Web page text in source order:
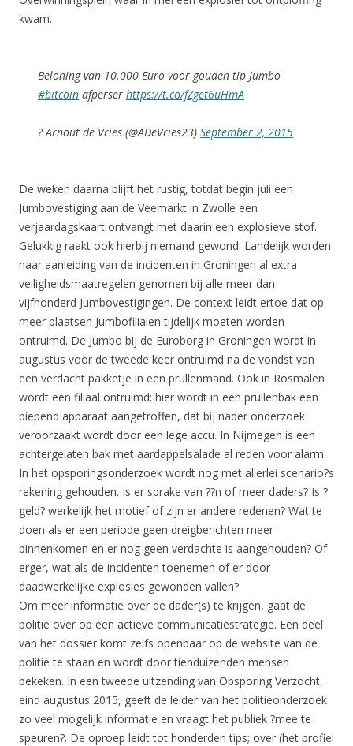
kwam.
Beloning van 10.000 Euro voor gouden tip Jumbo
#bitcoin afperser https://t.co/fZget6uHmA
? Arnout de Vries (@ADeVries23) September 2, 2015
De weken daarna blijft het rustig, totdat begin juli een
Jumbovestiging aan de Veemarkt in Zwolle een
verjaardagskaart ontvangt met daarin een explosieve stof.
Gelukkig raakt ook hierbij niemand gewond. Landelijk worden
naar aanleiding van de incidenten in Groningen al extra
veiligheidsmaatregelen genomen bij alle meer dan
vijfhonderd Jumbovestigingen. De context leidt ertoe dat op
meer plaatsen Jumbofilialen tijdelijk moeten worden
ontruimd. De Jumbo bij de Euroborg in Groningen wordt in
augustus voor de tweede keer ontruimd na de vondst van
een verdacht pakketje in een prullenmand. Ook in Rosmalen
wordt een filiaal ontruimd; hier wordt in een prullenbak een
piepend apparaat aangetroffen, dat bij nader onderzoek
veroorzaakt wordt door een lege accu. In Nijmegen is een
achtergelaten bak met aardappelsalade al reden voor alarm.
In het opsporingsonderzoek wordt nog met allerlei scenario?s
rekening gehouden. Is er sprake van ??n of meer daders? Is ?
geld? werkelijk het motief of zijn er andere redenen? Wat te
doen als er een periode geen dreigberichten meer
binnenkomen en er nog geen verdachte is aangehouden? Of
erger, wat als de incidenten toenemen of er door
daadwerkelijke explosies gewonden vallen?
Om meer informatie over de dader(s) te krijgen, gaat de
politie over op een actieve communicatiestrategie. Een deel
van het dossier komt zelfs openbaar op de website van de
politie te staan en wordt door tienduizenden mensen
bekeken. In een tweede uitzending van Opsporing Verzocht,
eind augustus 2015, geeft de leider van het politieonderzoek
zo veel mogelijk informatie en vraagt het publiek ?mee te
speuren?. De oproep leidt tot honderden tips; over (het profiel